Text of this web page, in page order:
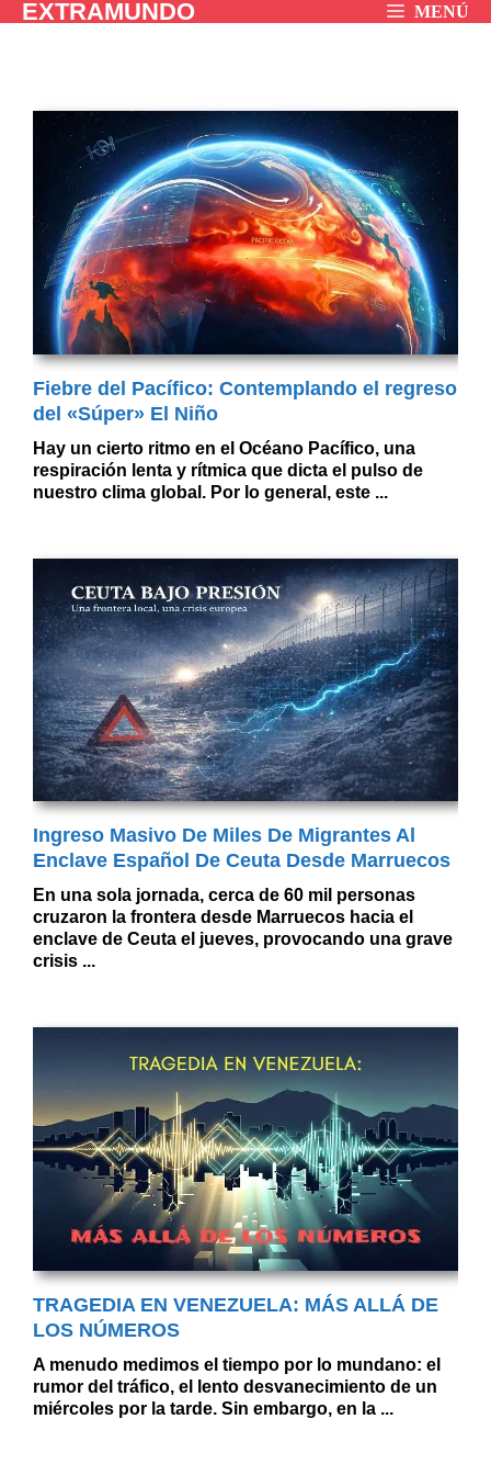
SaltarEXTRAMUNDO MENÚ
Fiebre del Pacífico: Contemplando el regreso
del «Súper» El Niño
Hay un cierto ritmo en el Océano Pacífico, una
respiración lenta y rítmica que dicta el pulso de
nuestro clima global. Por lo general, este ...
Ingreso Masivo De Miles De Migrantes Al
Enclave Español De Ceuta Desde Marruecos
En una sola jornada, cerca de 60 mil personas
cruzaron la frontera desde Marruecos hacia el
enclave de Ceuta el jueves, provocando una grave
crisis ...
TRAGEDIA EN VENEZUELA: MÁS ALLÁ DE
LOS NÚMEROS
A menudo medimos el tiempo por lo mundano: el
rumor del tráfico, el lento desvanecimiento de un
miércoles por la tarde. Sin embargo, en la ...